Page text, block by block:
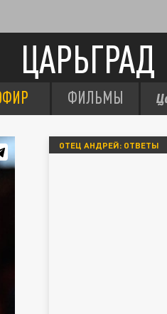
ЦАРЬГРАД
ФИЛЬМЫ
ОТЕЦ АНДРЕЙ: ОТВЕТЫ